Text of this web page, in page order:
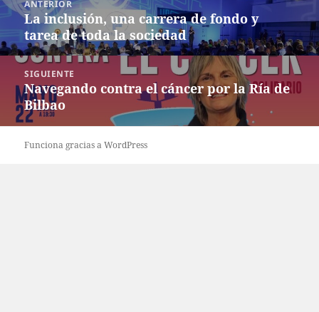
de
entradas
ANTERIOR
Entrada
anterior:
La inclusión, una carrera de fondo y
tarea de toda la sociedad
SIGUIENTE
Entrada
siguiente:
Navegando contra el cáncer por la Ría de
Bilbao
Funciona gracias a WordPress